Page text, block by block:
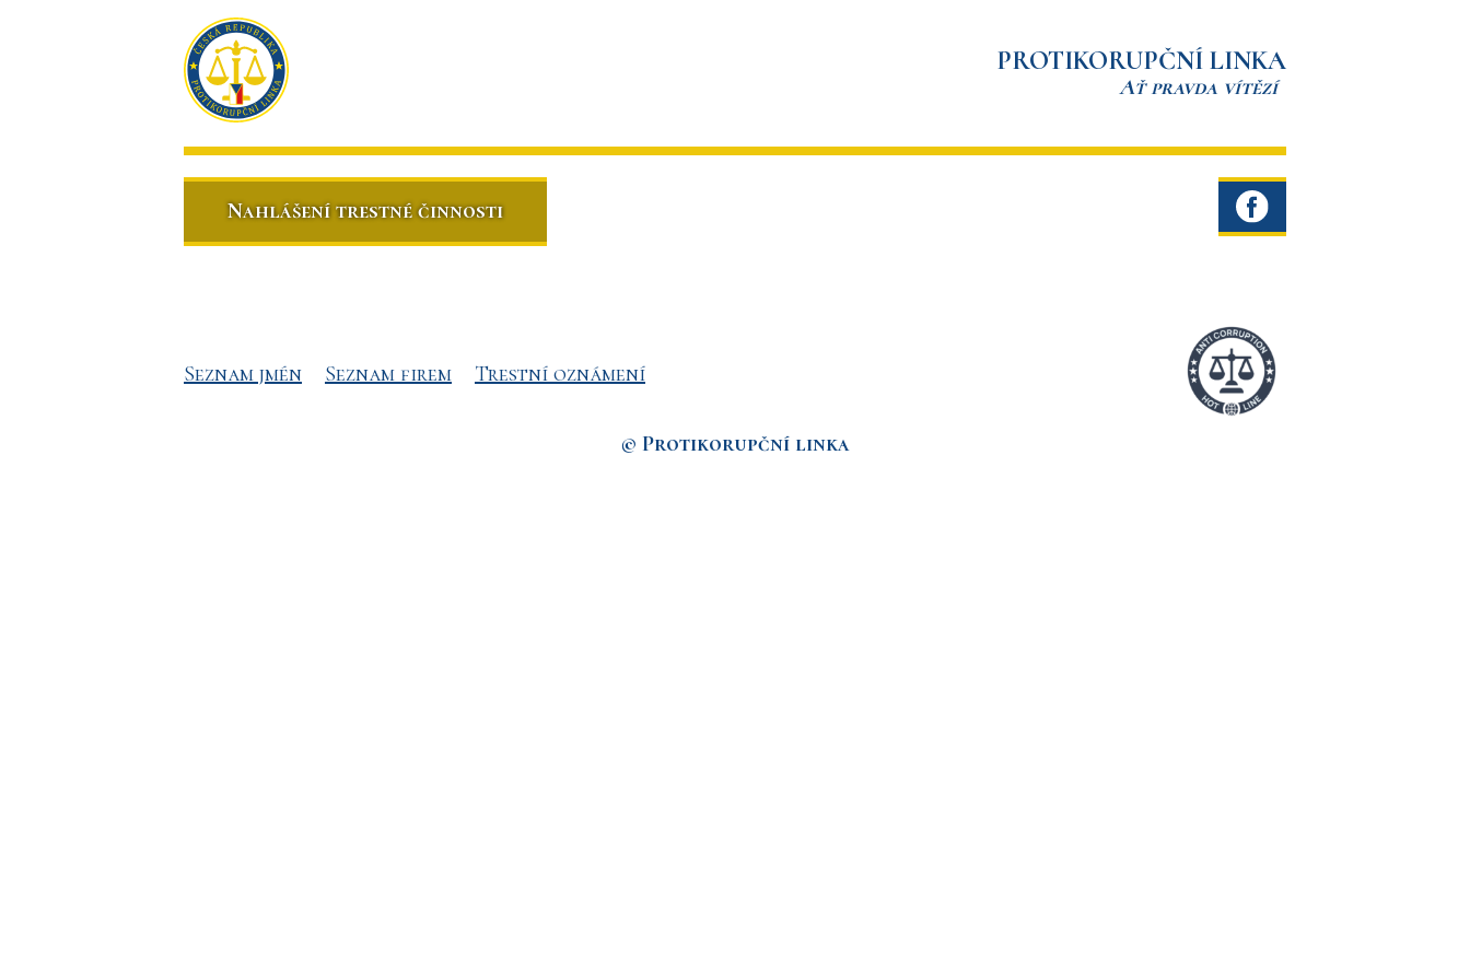
PROTIKORUPČNÍ LINKA
Ať pravda vítězí
Nahlášení trestné činnosti
Seznam jmén Seznam firem Trestní oznámení
© Protikorupční linka